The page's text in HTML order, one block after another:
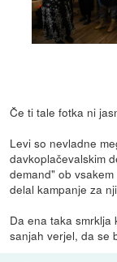
Če ti tale fotka ni
Levi so nevladne
davkoplačevalskim
demand" ob
delal kampanje za
Da ena taka smrklja
sanjah verjel, da se